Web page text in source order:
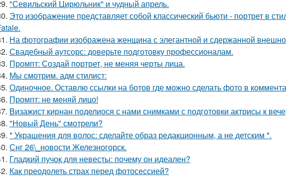
"Севильский Цирюльник" и чудный апрель.
Это изображение представляет собой классический бьюти - портрет в
На фотографии изображена женщина с элегантной и сдержанной
Свадебный аутсорс: доверьте подготовку профессионалам.
Промпт: Создай портрет, не меняя черты лица.
Мы смотрим. адм стилист:
Одиночное. Оставлю ссылки на ботов где можно сделать фото в
Промпт: не меняй лицо!
Визажист кирнан поделиося с нами снимками с подготовки актрисы к
"Новый День" смотрели?
* Украшения для волос: сделайте образ редакционным, а не детским *.
Снг 26\_новости Железногорск.
Гладкий пучок для невесты: почему он идеален?
Как преодолеть страх перед фотосессией?